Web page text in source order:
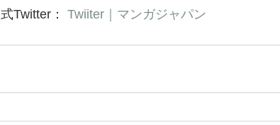
Twitter： Twiiter｜マンガジャパン